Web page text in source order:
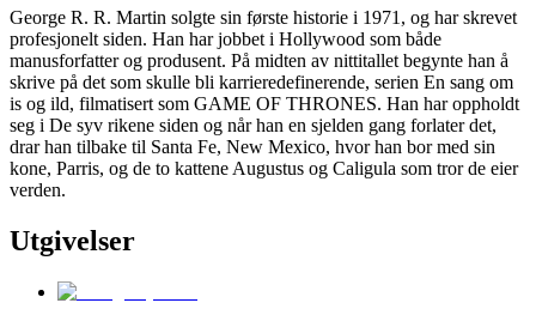
George R. R. Martin solgte sin første historie i 1971, og har skrevet
profesjonelt siden. Han har jobbet i Hollywood som både
manusforfatter og produsent. På midten av nittitallet begynte han å
skrive på det som skulle bli karrieredefinerende, serien En sang om
is og ild, filmatisert som GAME OF THRONES. Han har oppholdt
seg i De syv rikene siden og når han en sjelden gang forlater det,
drar han tilbake til Santa Fe, New Mexico, hvor han bor med sin
kone, Parris, og de to kattene Augustus og Caligula som tror de eier
verden.
Utgivelser